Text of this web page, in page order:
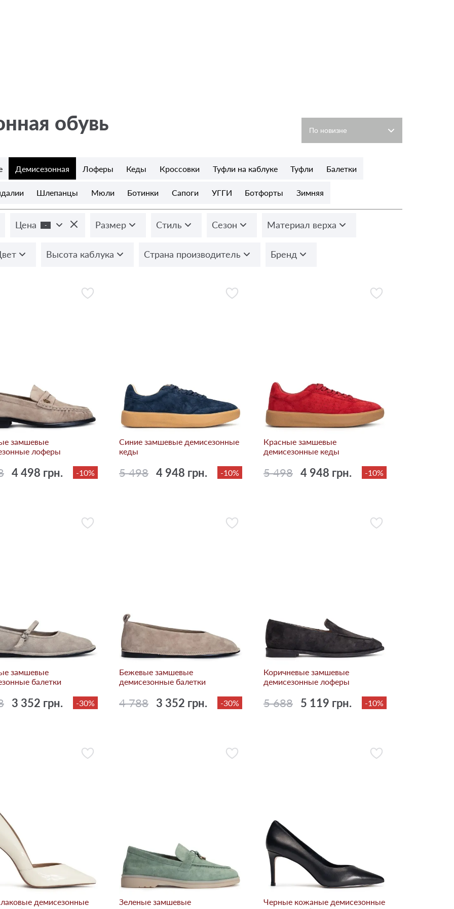
обувь
Демисезонная Лоферы Кеды Кроссовки Туфли на каблуке Туфли Балетки
Шлепанцы Мюли Ботинки Сапоги УГГИ Ботфорты Зимняя
Цена - Размер Стиль Сезон Материал верха
Высота каблука Страна производитель Бренд
замшевые
лоферы
4 498 грн. -10%
Синие замшевые демисезонные
кеды
5 498 4 948 грн. -10%
Красные замшевые
демисезонные кеды
5 498 4 948 грн. -10%
замшевые
балетки
3 352 грн. -30%
Бежевые замшевые
демисезонные балетки
4 788 3 352 грн. -30%
Коричневые замшевые
демисезонные лоферы
5 688 5 119 грн. -10%
демисезонные
Зеленые замшевые
Черные кожаные демисезонные